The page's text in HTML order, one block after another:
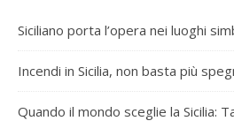
Siciliano porta l’opera nei luoghi
Incendi in Sicilia, non basta più
Quando il mondo sceglie la Sicilia: